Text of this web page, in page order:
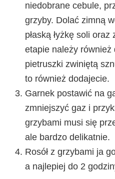
niedobrane cebule,
grzyby. Dolać zimną
płaską łyżkę soli
etapie należy również
pietruszki zwiniętą
to również dodajecie.
Garnek postawić na
zmniejszyć gaz i
grzybami musi się
ale bardzo delikatnie.
Rosół z grzybami ja
a najlepiej do 2